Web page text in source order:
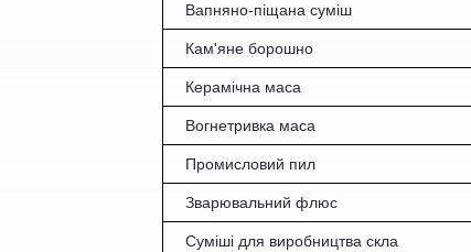
Вапняно-піщана суміш
Кам'янеборошно
Керамічна маса
Вогнетривка маса
Промисловий пил
Зварювальний флюс
Суміші для виробництва скла